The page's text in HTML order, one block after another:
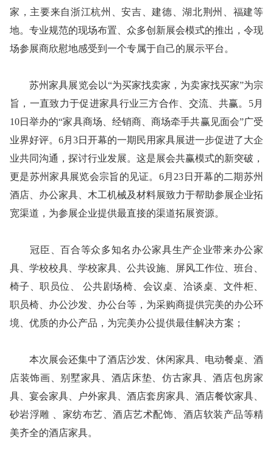
家，主要来自浙江杭州、安吉、建德、湖北荆州、福建等
地。专业规范的现场布置、众多创新展会模式的推出，令现
场参展商欣慰地感受到一个专属于自己的展示平台。
苏州家具展览会以“为买家找卖家，为卖家找买家”为宗
旨，一直致力于促进家具行业三方合作、交流、共赢。5月
10日举办的“家具商场、经销商、商场牵手共赢见面会”广受
业界好评。6月3日开幕的一期民用家具展进一步促进了大企
业共同沟通，探讨行业发展。这是展会共赢模式的新突破，
更是苏州家具展览会宗旨的见证。6月23日开幕的二期苏州
酒店、办公家具、木工机械及材料展致力于帮助参展企业拓
宽渠道，为参展企业提供最直接的渠道拓展资源。
冠臣、百合等众多知名办公家具生产企业带来办公家
具、学校校具、学校家具、公共设施、屏风工作位、班台、
椅子、职员位、 公共剧场椅、会议桌、洽谈桌、文件柜、
职员椅、办公沙发、办公台等，为采购商提供完美的办公环
境、优质的办公产品，为完美办公提供最佳解决方案；
本次展会还集中了酒店沙发、休闲家具、电动餐桌、酒
店装饰画、别墅家具、酒店床垫、仿古家具、酒店包房家
具、宴会家具、户外家具、酒店套房家具、酒店餐饮家具、
砂岩浮雕 、家纺布艺、酒店艺术配饰、酒店软装产品等精
美齐全的酒店家具。